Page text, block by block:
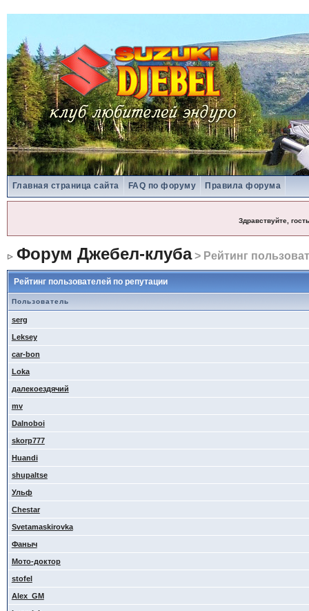
Главная страница сайта FAQ по форуму Правила форума
Здравствуйте, гость
Форум Джебел-клуба> Рейтинг
Рейтинг пользователей по репутации
Пользователь
serg
Leksey
car-bon
Loka
далекоездячий
mv
Dalnoboi
skorp777
Huandi
shupaltse
Ульф
Сhestar
Svetamaskirovka
Фаныч
Мото-доктор
stofel
Alex_GM